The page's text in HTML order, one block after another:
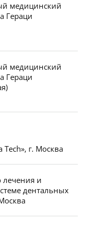
медицинский
Гераци
медицинский
Гераци
г. Москва
лечения и
дентальных